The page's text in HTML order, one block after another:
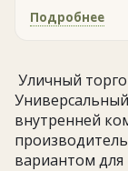
Подробнее
Уличный
внутренней
вариантом для